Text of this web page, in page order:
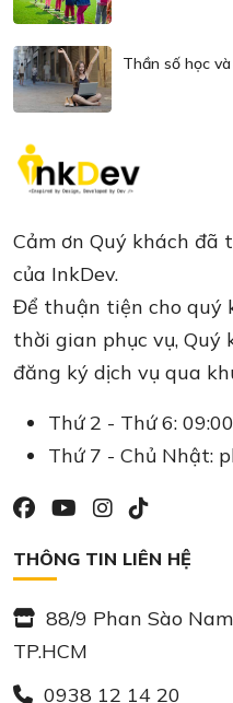
Thần số học
Cảm ơn Quý khách đã
của InkDev.
Để thuận tiện cho quý
thời gian phục vụ, Quý
đăng ký dịch vụ qua
Thứ 2 - Thứ 6:
Thứ 7 - Chủ Nhật:
THÔNG TIN LIÊN HỆ
88/9 Phan Sào
TP.HCM
0938 12 14 20